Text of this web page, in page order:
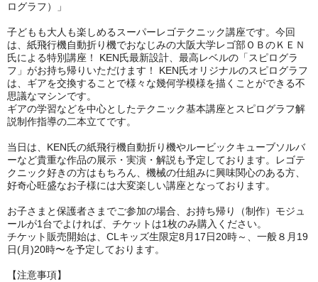
ログラフ）
」
子どもも大人も楽しめるスーパーレゴテクニック講座です。今回
は、紙飛行機自動折り機でおなじみの大阪大学レゴ部ＯＢのＫＥＮ
氏による特別講座！ KEN氏最新設計、最高レベルの「スピログラ
フ」がお持ち帰りいただけます！ KEN氏オリジナルのスピログラフ
は、ギアを交換することで様々な幾何学模様を描くことができる不
思議なマシンです。
ギアの学習などを中心としたテクニック基本講座とスピログラフ解
説制作指導の二本立てです。
当日は、KEN氏の紙飛行機自動折り機やルービックキューブソルバ
ーなど貴重な作品の展示・実演・解説も予定しております。レゴテ
クニック好きの方はもちろん、機械の仕組みに興味関心のある方、
好奇心旺盛なお子様には大変楽しい講座となっております。
お子さまと保護者さまでご参加の場合、お持ち帰り（制作）モジュ
ールが1台でよければ、チケットは1枚のみ購入ください。
チケット販売開始は、CLキッズ生限定8月17日20時～、一般８月19
日(月)20時〜を予定しております。
【注意事項】